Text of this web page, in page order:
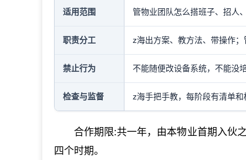
适用范围 管物业团队怎么搭班子、招人
职责分工 z海出方案、教方法、带操作；
禁止行为 不能随便改设备系统，不能没
检查与监督 z海手把手教，每阶段有清单
合作期限:共一年，由本物业首期入伙
四个时期。